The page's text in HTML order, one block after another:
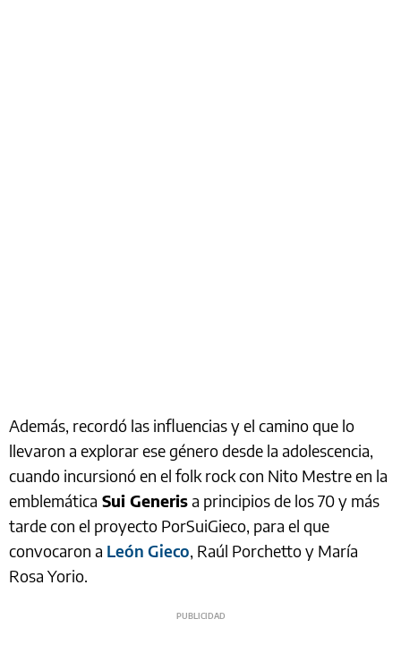
Además, recordó las influencias y el camino que lo
llevaron a explorar ese género desde la adolescencia,
cuando incursionó en el folk rock con Nito Mestre en la
emblemática Sui Generisa principios de los 70 y más
tarde con el proyecto PorSuiGieco, para el que
convocaron a León Gieco, Raúl Porchetto y María
Rosa Yorio.